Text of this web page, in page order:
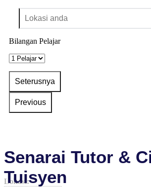
Bilangan Pelajar
Senarai Tutor &
Tuisyen
Lokasi: